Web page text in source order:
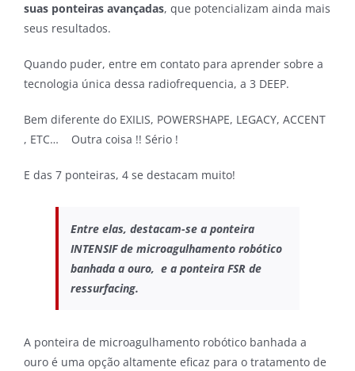
suas ponteiras avançadas, que potencializam ainda mais
seus resultados.
Quando puder, entre em contato para aprender sobre a
tecnologia única dessa radiofrequencia, a 3 DEEP.
Bem diferente do EXILIS, POWERSHAPE, LEGACY, ACCENT
, ETC… Outra coisa !! Sério !
E das 7 ponteiras, 4 se destacam muito!
Entre elas, destacam-se a ponteira
INTENSIF de microagulhamento robótico
banhada a ouro, e a ponteira FSR de
ressurfacing.
A ponteira de microagulhamento robótico banhada a
ouro é uma opção altamente eficaz para o tratamento de